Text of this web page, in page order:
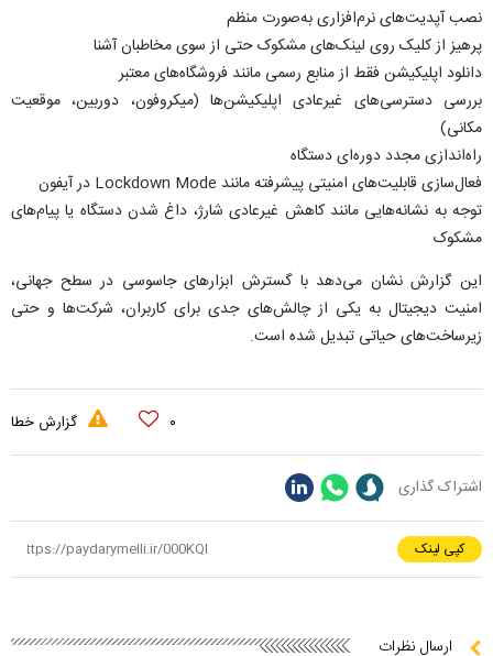
نصب آپدیت‌های نرم‌افزاری به‌صورت منظم
پرهیز از کلیک روی لینک‌های مشکوک حتی از سوی مخاطبان آشنا
دانلود اپلیکیشن فقط از منابع رسمی مانند فروشگاه‌های معتبر
بررسی دسترسی‌های غیرعادی اپلیکیشن‌ها (میکروفون، دوربین، موقعیت
مکانی)
راه‌اندازی مجدد دوره‌ای دستگاه
فعال‌سازی قابلیت‌های امنیتی پیشرفته مانند Lockdown Mode در آیفون
توجه به نشانه‌هایی مانند کاهش غیرعادی شارژ، داغ شدن دستگاه یا پیام‌های
مشکوک
این گزارش نشان می‌دهد با گسترش ابزار‌های جاسوسی در سطح جهانی،
امنیت دیجیتال به یکی از چالش‌های جدی برای کاربران، شرکت‌ها و حتی
زیرساخت‌های حیاتی تبدیل شده است.
۰ گزارش خطا
اشتراک گذاری
کپی لینک
ارسال نظرات